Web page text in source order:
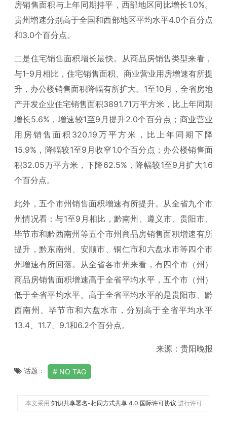
房销售面积与上年同期持平，西部地区同比增长1.0%。
贵州增速分别高于全国和西部地区平均水平4.0个百分点
和3.0个百分点。
二是住宅销售面积增长最快。从商品房销售类型来看，
与1-9月相比，住宅销售面积、商业营业用房增速有所提
升，办公楼销售面积降幅有所扩大。1至10月，全省房地
产开发企业住宅销售面积3891.71万平方米，比上年同期
增长5.6%，增速较1至9月提升2.0个百分点；商业营业
用房销售面积320.19万平方米，比上年同期下降
15.9%，降幅较1至9月收窄1.0个百分点；办公楼销售面
积32.05万平方米，下降62.5%，降幅较1至9月扩大1.6
个百分点。
此外，五个市州销售面积增速有所提升。从全省九个市
州情况看：与1至9月相比，黔南州、遵义市、贵阳市、
毕节市和黔西南州等五个市州商品房销售面积增速有所
提升，黔东南州、安顺市、铜仁市和六盘水市等四个市
州增速有所回落。从全省各市州来看，有四个市（州）
商品房销售面积增速高于全省平均水平，五个市（州）
低于全省平均水平。高于全省平均水平的是贵阳市、黔
西南州、毕节市和六盘水市，分别高于全省平均水平
13.4、11.7、9.1和6.2个百分点。
来源：贵阳晚报
话题： NO TAG
本文采用 知识共享署名-相同方式共享 4.0 国际许可协议 进行许可